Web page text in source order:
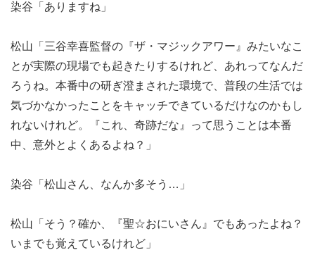
染谷「ありますね」
松山「三谷幸喜監督の『ザ・マジックアワー』みたいなこ
とが実際の現場でも起きたりするけれど、あれってなんだ
ろうね。本番中の研ぎ澄まされた環境で、普段の生活では
気づかなかったことをキャッチできているだけなのかもし
れないけれど。『これ、奇跡だな』って思うことは本番
中、意外とよくあるよね？」
染谷「松山さん、なんか多そう…」
松山「そう？確か、『聖☆おにいさん』でもあったよね？
いまでも覚えているけれど」